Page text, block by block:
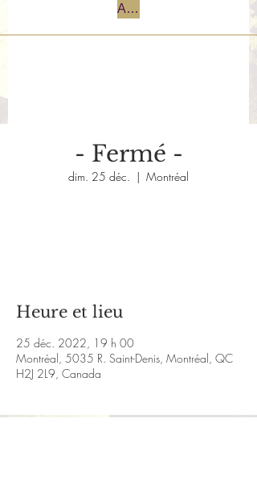
Accueil
- Fermé -
dim. 25 déc.
  |
Montréal
Heure et lieu
25 déc. 2022, 19 h 00
Montréal, 5035 R. Saint-Denis, Montréal, QC
H2J 2L9, Canada